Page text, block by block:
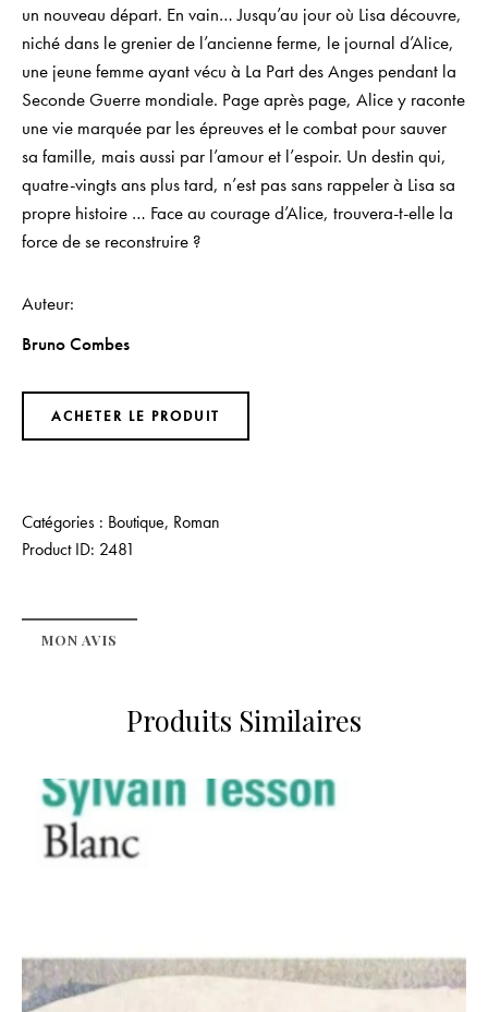
un nouveau départ. En vain… Jusqu’au jour où Lisa découvre,
niché dans le grenier de l’ancienne ferme, le journal d’Alice,
une jeune femme ayant vécu à La Part des Anges pendant la
Seconde Guerre mondiale. Page après page, Alice y raconte
une vie marquée par les épreuves et le combat pour sauver
sa famille, mais aussi par l’amour et l’espoir. Un destin qui,
quatre-vingts ans plus tard, n’est pas sans rappeler à Lisa sa
propre histoire … Face au courage d’Alice, trouvera-t-elle la
force de se reconstruire ?
Auteur
Bruno Combes
ACHETER LE PRODUIT
Catégories : Boutique, Roman
Product ID: 2481
MON AVIS
Produits Similaires